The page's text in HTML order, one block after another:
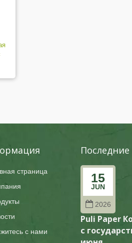
страница
с нами
в связи
24
15
JUN
2026
Puli Paper
с